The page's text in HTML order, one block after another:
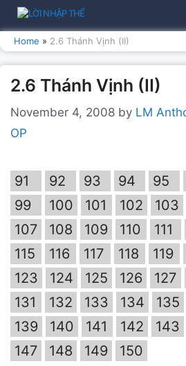
Skip
to
content
Home » 2.6 Thánh Vịnh (II)
2.6 Thánh Vịnh (II)
November 4, 2008 by LM
OP
91 92 93 94 95
99
100 101 102 103
107
108 109 110 111
115
116 117 118 119
123
124 125 126 127
131
132 133 134 135
139
140 141 142 143
147
148 149 150